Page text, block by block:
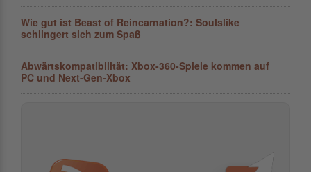
Wie gut ist Beast of Reincarnation?: Soulslike
schlingert sich zum Spaß
Abwärtskompatibilität: Xbox-360-Spiele kommen auf
PC und Next-Gen-Xbox